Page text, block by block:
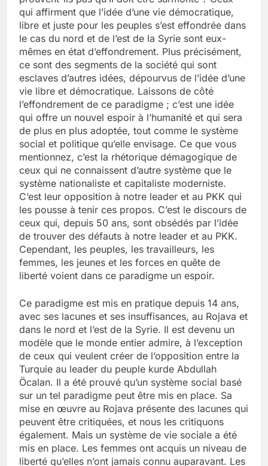
qui affirment que l’idée d’une vie démocratique,
libre et juste pour les peuples s’est effondrée dans
le cas du nord et de l’est de la Syrie sont eux-
mêmes en état d’effondrement. Plus précisément,
ce sont des segments de la société qui sont
esclaves d’autres idées, dépourvus de l’idée d’une
vie libre et démocratique. Laissons de côté
l’effondrement de ce paradigme ; c’est une idée
qui offre un nouvel espoir à l’humanité et qui sera
de plus en plus adoptée, tout comme le système
social et politique qu’elle envisage. Ce que vous
mentionnez, c’est la rhétorique démagogique de
ceux qui ne connaissent d’autre système que le
système nationaliste et capitaliste moderniste.
C’est leur opposition à notre leader et au PKK qui
les pousse à tenir ces propos. C’est le discours de
ceux qui, depuis 50 ans, sont obsédés par l’idée
de trouver des défauts à notre leader et au PKK.
Cependant, les peuples, les travailleurs, les
femmes, les jeunes et les forces en quête de
liberté voient dans ce paradigme un espoir.
Ce paradigme est mis en pratique depuis 14 ans,
avec ses lacunes et ses insuffisances, au Rojava et
dans le nord et l’est de la Syrie. Il est devenu un
modèle que le monde entier admire, à l’exception
de ceux qui veulent créer de l’opposition entre la
Turquie au leader du peuple kurde Abdullah
Öcalan. Il a été prouvé qu’un système social basé
sur un tel paradigme peut être mis en place. Sa
mise en œuvre au Rojava présente des lacunes qui
peuvent être critiquées, et nous les critiquons
également. Mais un système de vie sociale a été
mis en place. Les femmes ont acquis un niveau de
liberté qu’elles n’ont jamais connu auparavant. Les